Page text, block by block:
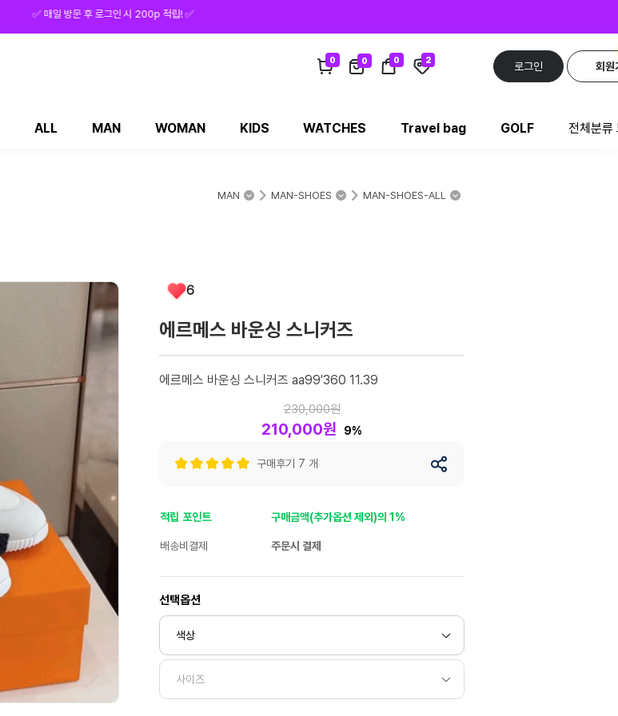
✅ 매일 방문 후 로그인 시 200p 적립! ✅
0 0 0 2
로그인 회원
ALL MAN WOMAN KIDS WATCHES Travel bag GOLF 전체분류
MAN MAN-SHOES MAN-SHOES-ALL
6
에르메스 바운싱 스니커즈
에르메스 바운싱 스니커즈 aa99'360 11.39
230,000원
210,000원 9%
구매후기 7 개
적립 포인트 구매금액(추가옵션 제외)의 1%
배송비결제 주문시 결제
선택옵션